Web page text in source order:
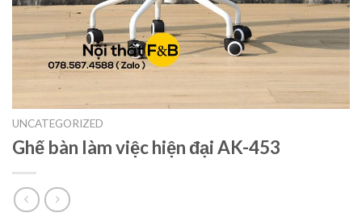
UNCATEGORIZED
Ghế bàn làm việc hiện đại AK-453